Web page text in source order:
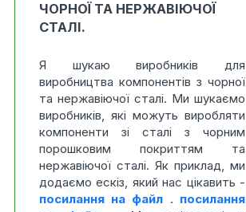
ЧОРНОЇ ТА НЕРЖАВІЮЧОЇ
СТАЛІ.
Я шукаю виробників для
виробництва компонентів з чорної
та нержавіючої сталі. Ми шукаємо
виробників, які можуть виробляти
компоненти зі сталі з чорним
порошковим покриттям та
нержавіючої сталі. Як приклад, ми
додаємо ескіз, який нас цікавить -
посилання на файл . посилання